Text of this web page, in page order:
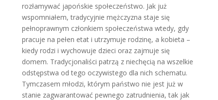
rozłamywać japońskie społeczeństwo. Jak już
wspomniałem, tradycyjnie mężczyzna staje się
pełnoprawnym członkiem społeczeństwa wtedy, gdy
pracuje na pełen etat i utrzymuje rodzinę, a kobieta –
kiedy rodzi i wychowuje dzieci oraz zajmuje się
domem. Tradycjonaliści patrzą z niechęcią na wszelkie
odstępstwa od tego oczywistego dla nich schematu.
Tymczasem młodzi, którym państwo nie jest już w
stanie zagwarantować pewnego zatrudnienia, tak jak